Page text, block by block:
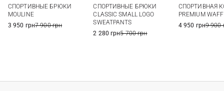
XXL
3XL
СПОРТИВНЫЕ БРЮКИ
MOULINE
3 950 грн7 900 грн
СПОРТИВНЫЕ БРЮКИ
CLASSIC SMALL LOGO
SWEATPANTS
2 280 грн5 700 грн
СПОРТИВНАЯ
PREMIUM
4 950 грн9 900